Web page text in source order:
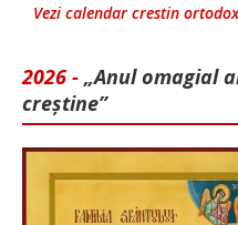
Vezi calendar crestin
2026 - „Anul omagial
creștine”